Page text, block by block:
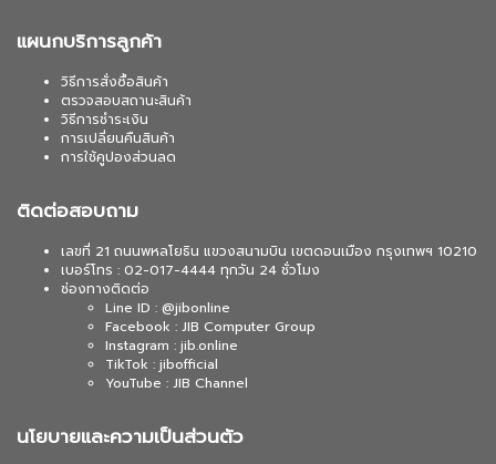
แผนกบริการลูกค้า
วิธีการสั่งซื้อสินค้า
ตรวจสอบสถานะสินค้า
วิธีการชำระเงิน
การเปลี่ยนคืนสินค้า
การใช้คูปองส่วนลด
ติดต่อสอบถาม
เลขที่ 21 ถนนพหลโยธิน แขวงสนามบิน เขตดอนเมือง กรุงเทพฯ 10210
เบอร์โทร : 02-017-4444 ทุกวัน 24 ชั่วโมง
ช่องทางติดต่อ
Line ID : @jibonline
Facebook : JIB Computer Group
Instagram : jib.online
TikTok : jibofficial
YouTube : JIB Channel
นโยบายและความเป็นส่วนตัว